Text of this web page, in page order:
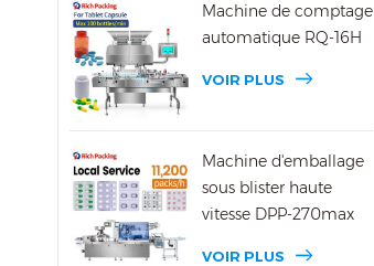
Machine de comptage
automatique RQ-16H
VOIR PLUS
Machine d'emballage
sous blister haute
vitesse DPP-270max
VOIR PLUS